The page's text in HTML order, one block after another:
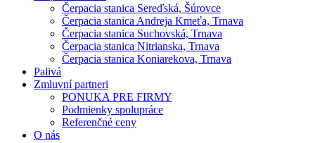
Čerpacia stanica Sereďská, Šúrovce
Čerpacia stanica Andreja Kmeťa, Trnava
Čerpacia stanica Suchovská, Trnava
Čerpacia stanica Nitrianska, Trnava
Čerpacia stanica Koniarekova, Trnava
Palivá
Zmluvní partneri
PONUKA PRE FIRMY
Podmienky spolupráce
Referenčné ceny
O nás